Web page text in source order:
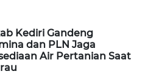
Kediri Gandeng
dan PLN Jaga
Air Pertanian Saat